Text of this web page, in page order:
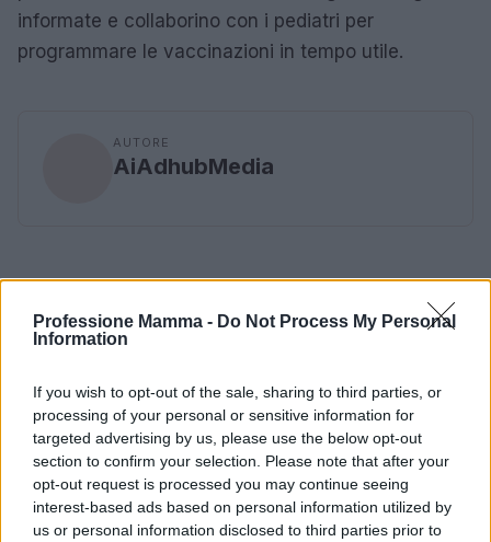
Professione Mamma - Do Not Process My Personal
Information
If you wish to opt-out of the sale, sharing to third parties, or
processing of your personal or sensitive information for
targeted advertising by us, please use the below opt-out
section to confirm your selection. Please note that after your
opt-out request is processed you may continue seeing
interest-based ads based on personal information utilized by
us or personal information disclosed to third parties prior to
informate e collaborino con i pediatri per
programmare le vaccinazioni in tempo utile.
AUTORE
AiAdhubMedia